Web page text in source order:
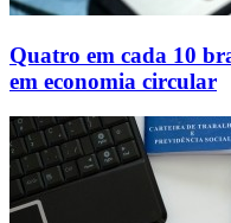
Quatro em cada 10
em economia circular